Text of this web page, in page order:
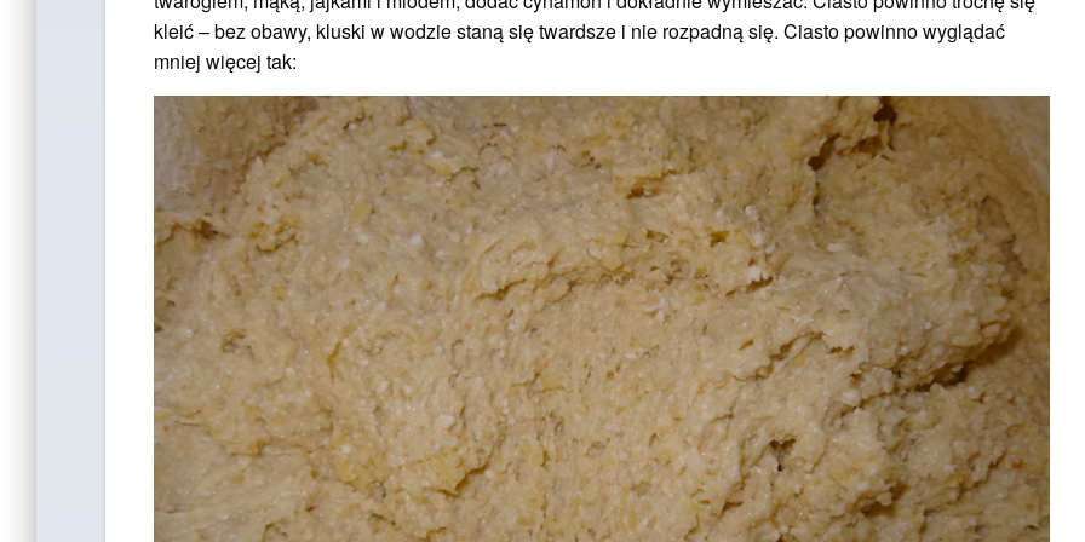
kleić – bez obawy, kluski w wodzie staną się twardsze i nie rozpadną się. Ciasto powinno wyglądać
mniej więcej tak: